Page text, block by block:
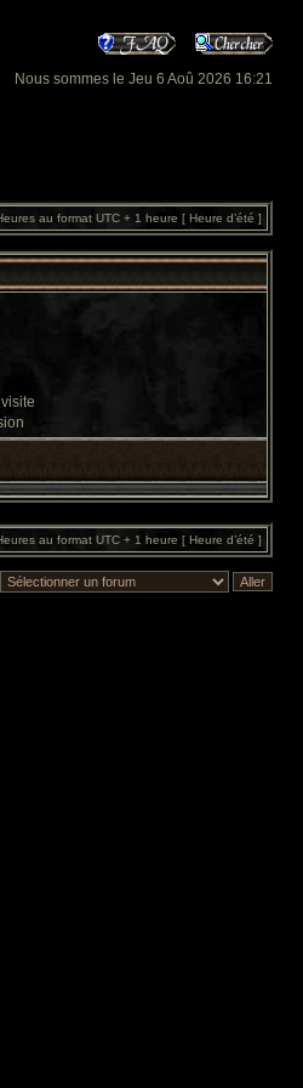
Nous sommes le Jeu 6 Aoû 2026 16:21
au format UTC + 1 heure [ Heure d’été ]
au format UTC + 1 heure [ Heure d’été ]